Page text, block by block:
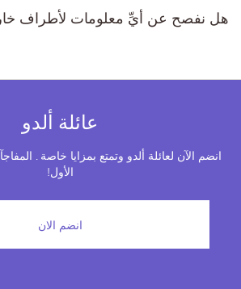
إحياء الطراز
إصدار السفر و
هل نفصح عن أيِّ معلومات لأطراف
عائلة ألدو
انضم الآن لعائلة ألدو وتمتع بمزايا خاصة .
الأول!
انضم الان